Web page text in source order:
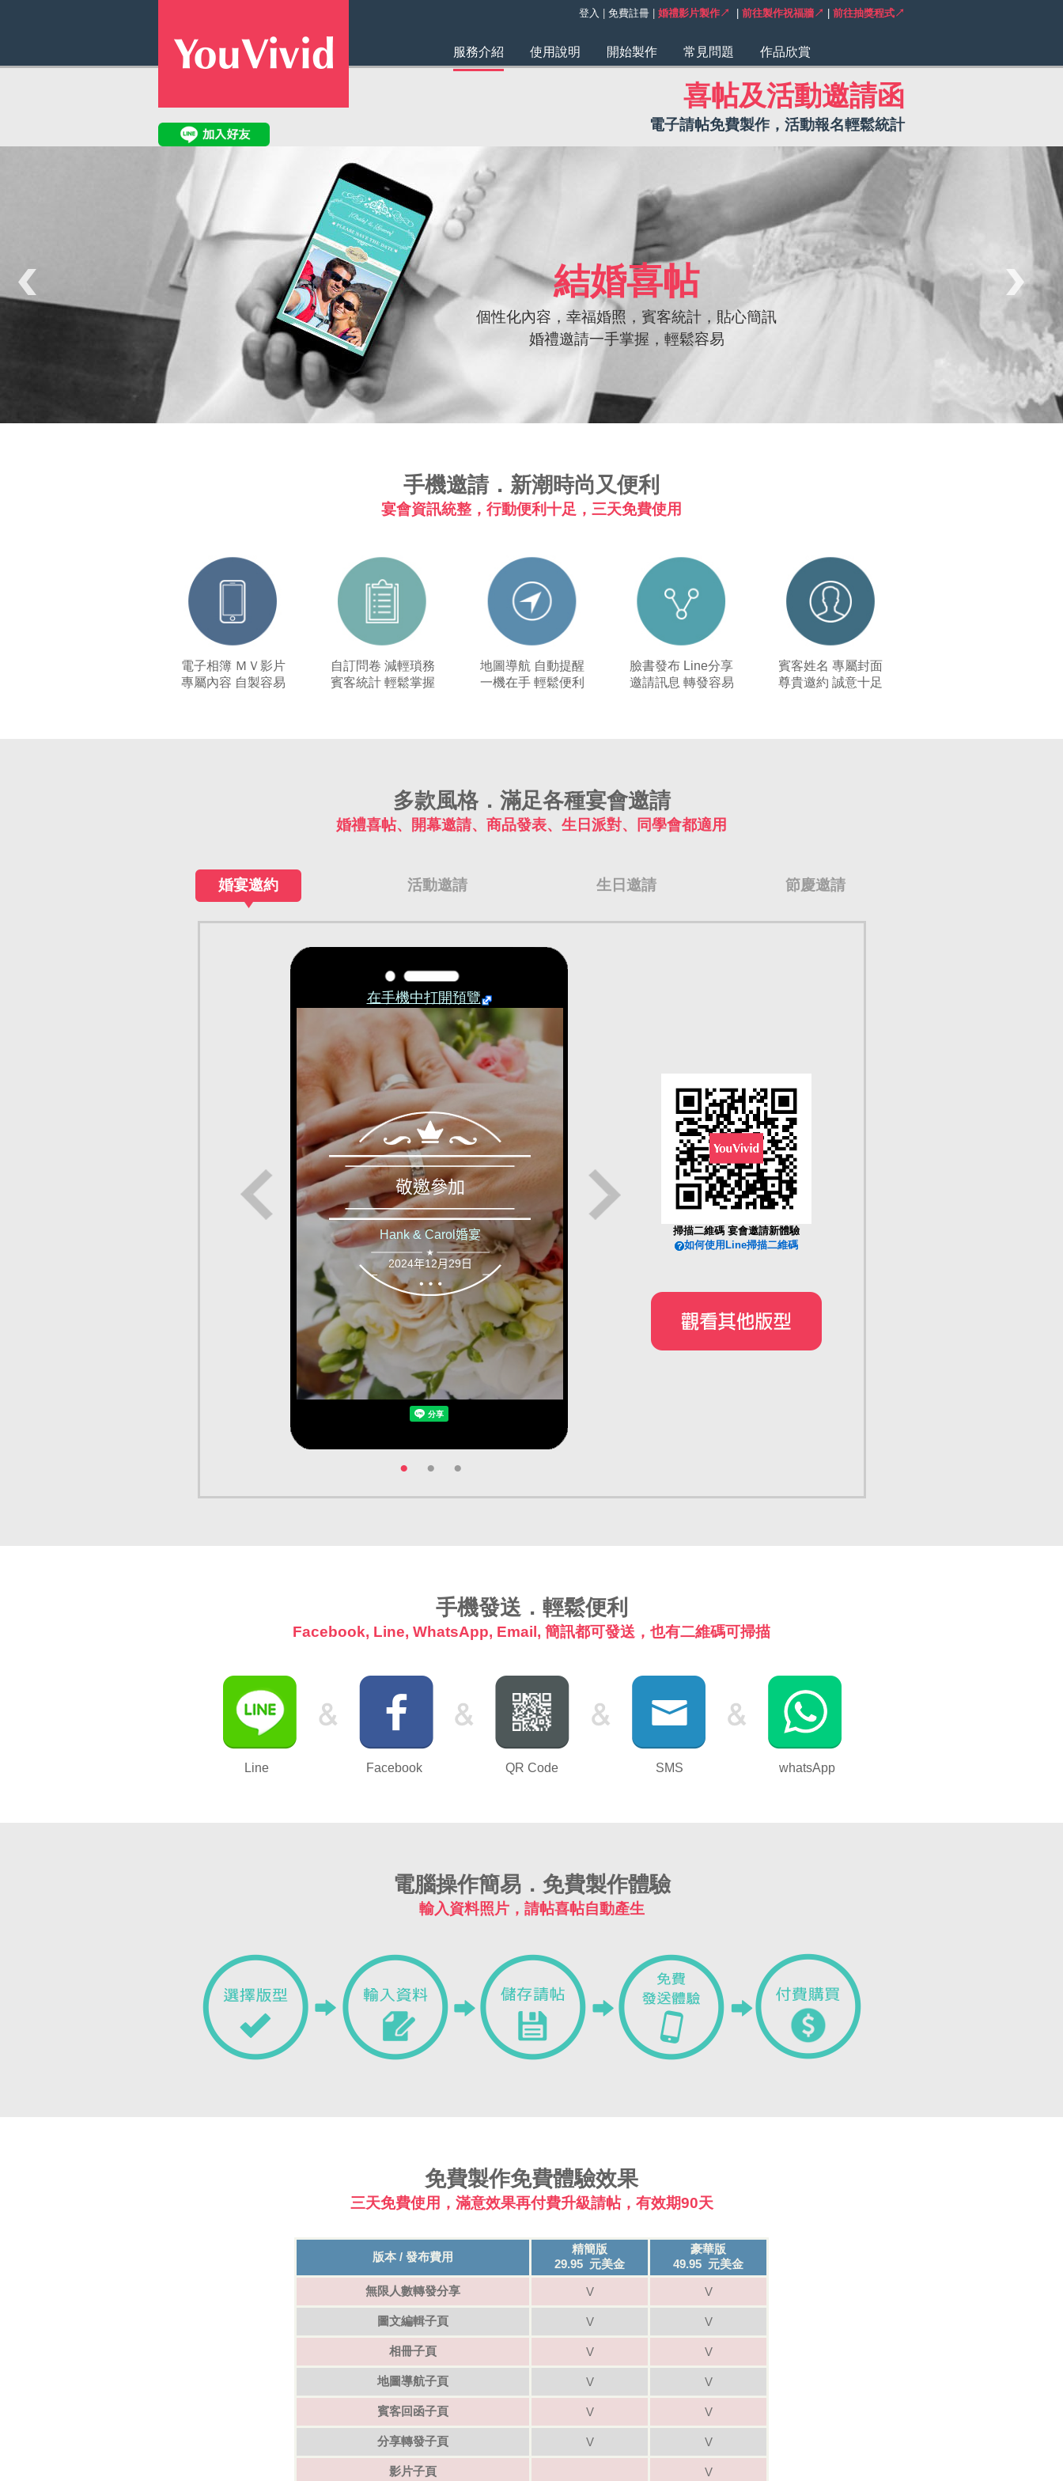
登入 免費註冊 婚禮影片製作↗ 前往製作祝福牆↗ 前往抽獎程式↗
服務介紹 使用說明 開始製作 常見問題 作品欣賞
喜帖及活動邀請函
電子請帖免費製作，活動報名輕鬆統計
公司活動邀請函
開幕活動、商品展售、成果發表會、商務會議、同學會、活動派對
新潮時尚，回覆統計超便利
手機邀請．新潮時尚又便利
宴會資訊統整，行動便利十足，三天免費使用
電子相簿 ＭＶ影片
專屬內容 自製容易
自訂問卷 減輕瑣務
賓客統計 輕鬆掌握
地圖導航 自動提醒
一機在手 輕鬆便利
臉書發布 Line分享
邀請訊息 轉發容易
賓客姓名 專屬封面
尊貴邀約 誠意十足
多款風格．滿足各種宴會邀請
婚禮喜帖、開幕邀請、商品發表、生日派對、同學會都適用
婚宴邀約 活動邀請 生日邀請 節慶邀請
在手機中打開預覽
● ● ●
掃描二維碼 宴會邀請新體驗
如何使用Line掃描二維碼
手機發送．輕鬆便利
Facebook, Line, WhatsApp, Email, 簡訊都可發送，也有二維碼可掃描
Line Facebook QR Code SMS whatsApp
電腦操作簡易．免費製作體驗
輸入資料照片，請帖喜帖自動產生
免費製作免費體驗效果
三天免費使用，滿意效果再付費升級請帖，有效期90天
版本 / 發布費用
精簡版
29.95 元美金
豪華版
49.95 元美金
無限人數轉發分享
V V
圖文編輯子頁 V V
相冊子頁 V V
地圖導航子頁 V V
賓客回函子頁 V V
分享轉發子頁 V V
影片子頁 V